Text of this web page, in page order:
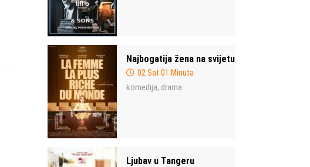
Najbogatija žena na svijetu
02 Sat 01 Minuta
komedija, drama
Ljubav u Tangeru